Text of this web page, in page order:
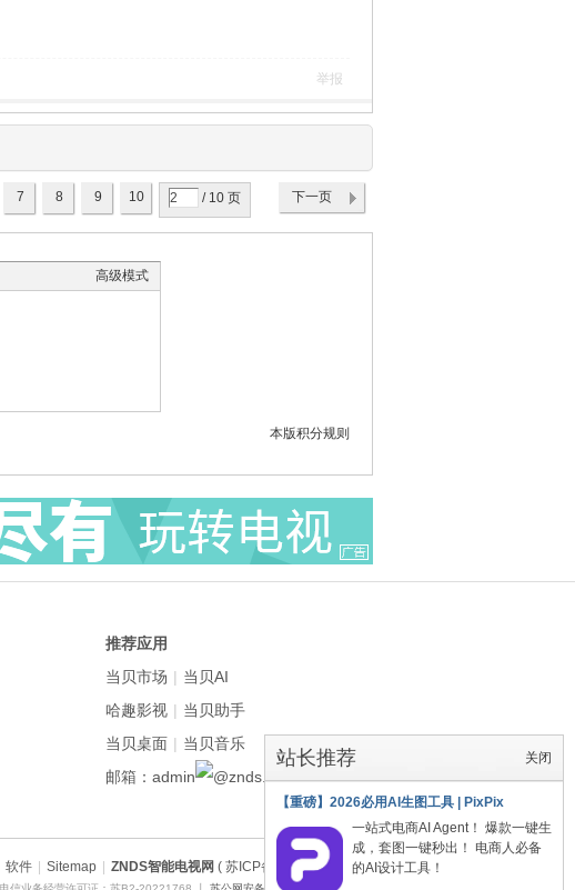
举报
7 8 9 10 / 10 页 下一页
高级模式
本版积分规则
关闭
站长推荐
【重磅】2026必用AI生图工具 | PixPix
一站式电商AI Agent！ 爆款一键生
成，套图一键秒出！ 电商人必备
的AI设计工具！
推荐应用
当贝市场 | 当贝AI
哈趣影视 | 当贝助手
当贝桌面 | 当贝音乐
邮箱：admin
znds.com
软件 Sitemap ZNDS智能电视网 ( 苏ICP备2023012627号 )